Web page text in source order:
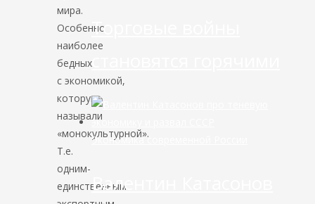
мира.
Особенно
наиболее
бедных
с экономикой,
которую
называли
«монокультурной».
Т.е.
одним-
единственным
Торговые войны
становятся горячими
Экономика современной России
Валентин Катасонов